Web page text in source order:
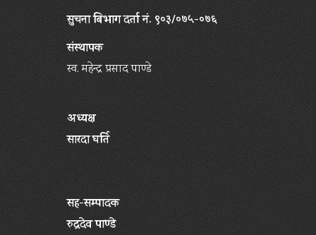
सुचना बिभाग दर्ता नं. ९०३/०७५-०७६
संस्थापक
स्व. महेन्द्र प्रसाद पाण्डे
अध्यक्ष
सारदा घर्ति
सह-सम्पादक
रुद्रदेव पाण्डे